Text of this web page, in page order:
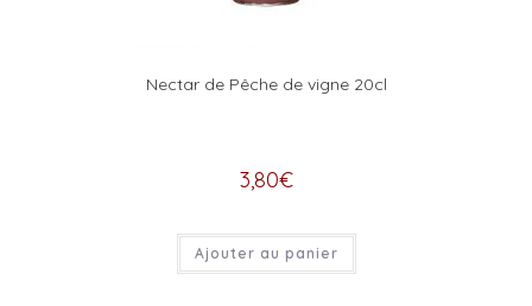
Nectar de Pêche de vigne 20cl
3,80€
Ajouter au panier